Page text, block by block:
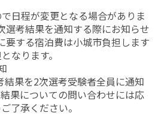
日程が変更となる場合がありま
選考結果を通知する際にお知らせ
要する宿泊費は小城市負担します
なります。
果を2次選考受験者全員に通知
果についての問い合わせには応
了承ください。